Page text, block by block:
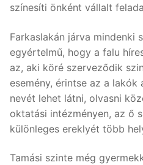
színesíti önként vállalt
Farkaslakán járva mindenki
egyértelmű, hogy a falu
az, aki köré szerveződik
esemény, érintse az a
nevét lehet látni, olvasni
oktatási intézményen, az ő
különleges ereklyét több
Tamási szinte még